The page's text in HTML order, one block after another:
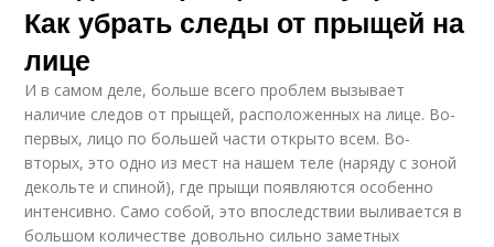
Как убрать следы от прыщей на
лице
И в самом деле, больше всего проблем вызывает
наличие следов от прыщей, расположенных на лице. Во-
первых, лицо по большей части открыто всем. Во-
вторых, это одно из мест на нашем теле (наряду с зоной
декольте и спиной), где прыщи появляются особенно
интенсивно. Само собой, это впоследствии выливается в
большом количестве довольно сильно заметных